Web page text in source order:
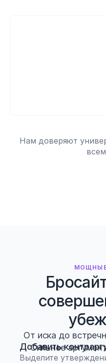
Нам доверяют
От иска до
Сильнее
Добавить
Выделите